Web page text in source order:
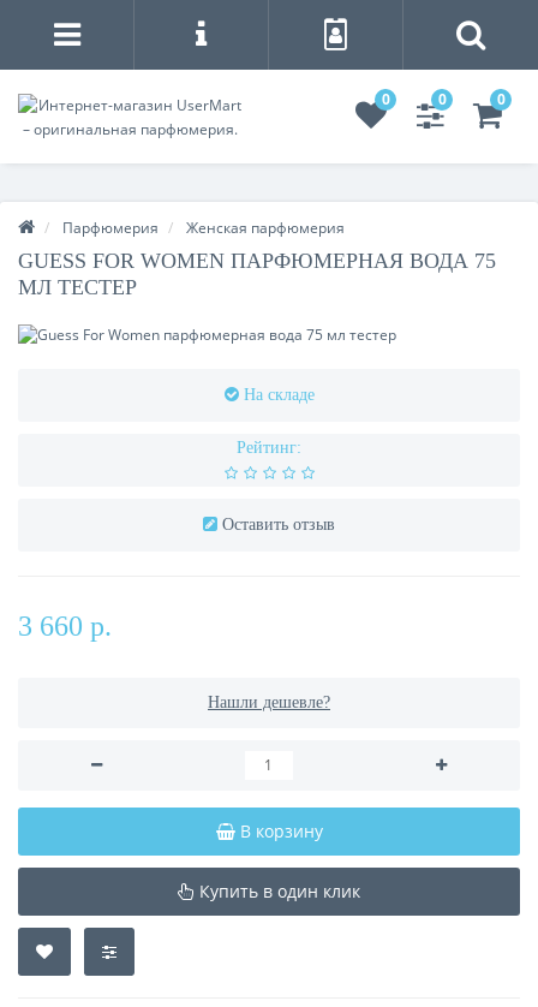
0 0 0
Парфюмерия Женская парфюмерия
GUESS FOR WOMEN ПАРФЮМЕРНАЯ ВОДА 75
МЛ ТЕСТЕР
На складе
Рейтинг:
Оставить отзыв
3 660 р.
Нашли дешевле?
В корзину
Купить в один клик